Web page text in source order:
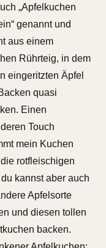
„Apfelkuchen
genannt und
aus einem
Rührteig, in dem
eingeritzten Äpfel
quasi
Einen
Touch
mein Kuchen
rotfleischigen
kannst aber auch
Apfelsorte
und diesen tollen
backen.